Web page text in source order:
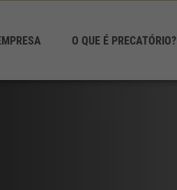
O QUE É PRECATÓRIO?